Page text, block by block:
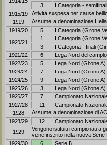
1914/15
3
I Categoria -
1915/19
Attività sospesa per cause
1919
Assume la denominazione
1919/20
5 I Categoria (Girone
1920/21
1
I Categoria (Girone
3
I Categoria - finali
1921/22
6
Lega Nord del
1922/23
5
Lega Nord (Girone A)
1923/24
7
Lega Nord (Girone A)
1924/25
9
Lega Nord (Girone A)
1925/26
3
Lega Nord (Girone A)
1926/27
7
Campionato
1927/28
11
Campionato
1928
Assume la denominazione di
1928/29
12
Campionato
1929
Vengono istituiti i campionati a
viene inserito nella nuova Serie
1929/30
6
Serie B